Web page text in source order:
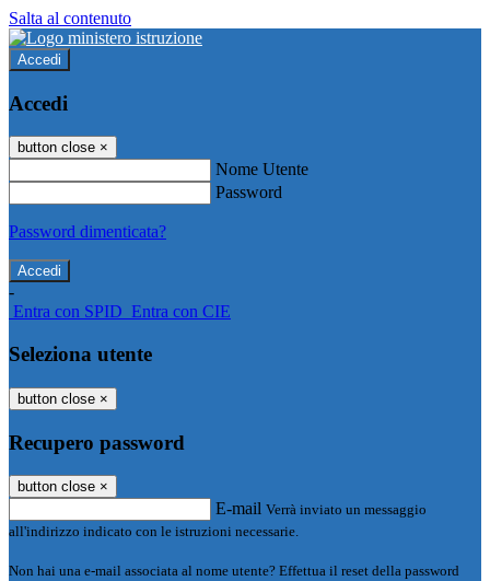
Salta al contenuto
Accedi
Accedi
button close ×
Nome Utente
Password
Password dimenticata?
-
Entra con SPID Entra con CIE
Seleziona utente
button close ×
Recupero password
button close ×
E-mail Verrà inviato un messaggio
all'indirizzo indicato con le istruzioni necessarie.
Non hai una e-mail associata al nome utente? Effettua il reset della password